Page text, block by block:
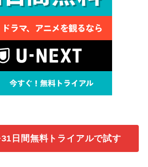
日間無料トライアルで試す